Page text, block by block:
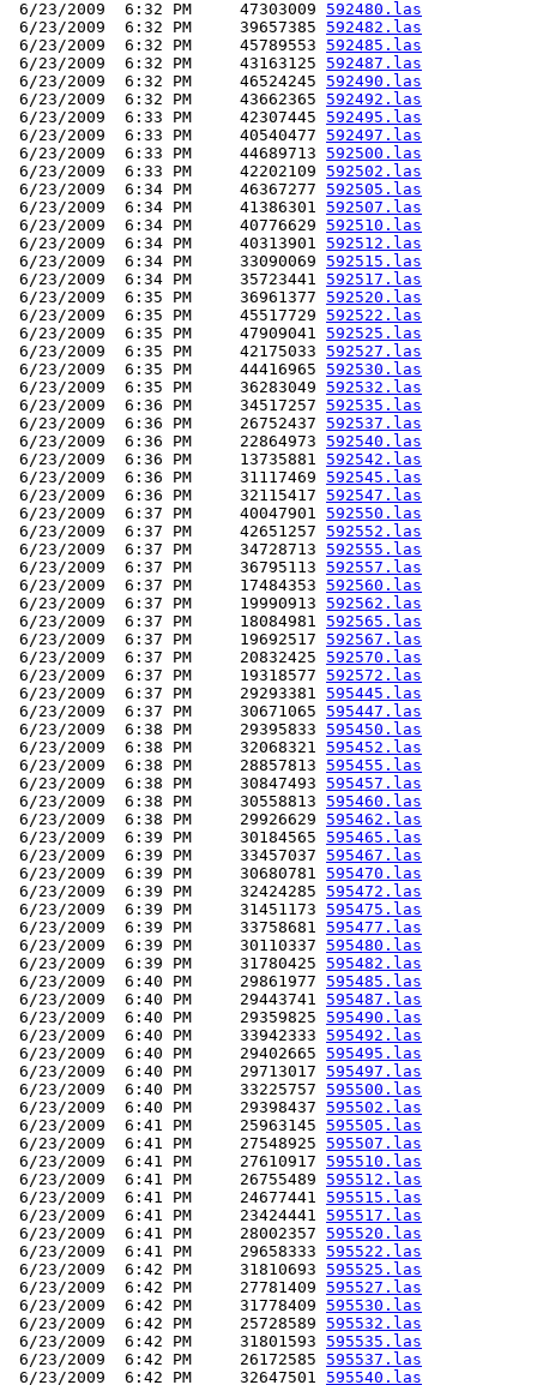
6/23/2009  6:32 PM     47303009 592480.las
6/23/2009  6:32 PM     39657385 592482.las
6/23/2009  6:32 PM     45789553 592485.las
6/23/2009  6:32 PM     43163125 592487.las
6/23/2009  6:32 PM     46524245 592490.las
6/23/2009  6:32 PM     43662365 592492.las
6/23/2009  6:33 PM     42307445 592495.las
6/23/2009  6:33 PM     40540477 592497.las
6/23/2009  6:33 PM     44689713 592500.las
6/23/2009  6:33 PM     42202109 592502.las
6/23/2009  6:34 PM     46367277 592505.las
6/23/2009  6:34 PM     41386301 592507.las
6/23/2009  6:34 PM     40776629 592510.las
6/23/2009  6:34 PM     40313901 592512.las
6/23/2009  6:34 PM     33090069 592515.las
6/23/2009  6:34 PM     35723441 592517.las
6/23/2009  6:35 PM     36961377 592520.las
6/23/2009  6:35 PM     45517729 592522.las
6/23/2009  6:35 PM     47909041 592525.las
6/23/2009  6:35 PM     42175033 592527.las
6/23/2009  6:35 PM     44416965 592530.las
6/23/2009  6:35 PM     36283049 592532.las
6/23/2009  6:36 PM     34517257 592535.las
6/23/2009  6:36 PM     26752437 592537.las
6/23/2009  6:36 PM     22864973 592540.las
6/23/2009  6:36 PM     13735881 592542.las
6/23/2009  6:36 PM     31117469 592545.las
6/23/2009  6:36 PM     32115417 592547.las
6/23/2009  6:37 PM     40047901 592550.las
6/23/2009  6:37 PM     42651257 592552.las
6/23/2009  6:37 PM     34728713 592555.las
6/23/2009  6:37 PM     36795113 592557.las
6/23/2009  6:37 PM     17484353 592560.las
6/23/2009  6:37 PM     19990913 592562.las
6/23/2009  6:37 PM     18084981 592565.las
6/23/2009  6:37 PM     19692517 592567.las
6/23/2009  6:37 PM     20832425 592570.las
6/23/2009  6:37 PM     19318577 592572.las
6/23/2009  6:37 PM     29293381 595445.las
6/23/2009  6:37 PM     30671065 595447.las
6/23/2009  6:38 PM     29395833 595450.las
6/23/2009  6:38 PM     32068321 595452.las
6/23/2009  6:38 PM     28857813 595455.las
6/23/2009  6:38 PM     30847493 595457.las
6/23/2009  6:38 PM     30558813 595460.las
6/23/2009  6:38 PM     29926629 595462.las
6/23/2009  6:39 PM     30184565 595465.las
6/23/2009  6:39 PM     33457037 595467.las
6/23/2009  6:39 PM     30680781 595470.las
6/23/2009  6:39 PM     32424285 595472.las
6/23/2009  6:39 PM     31451173 595475.las
6/23/2009  6:39 PM     33758681 595477.las
6/23/2009  6:39 PM     30110337 595480.las
6/23/2009  6:39 PM     31780425 595482.las
6/23/2009  6:40 PM     29861977 595485.las
6/23/2009  6:40 PM     29443741 595487.las
6/23/2009  6:40 PM     29359825 595490.las
6/23/2009  6:40 PM     33942333 595492.las
6/23/2009  6:40 PM     29402665 595495.las
6/23/2009  6:40 PM     29713017 595497.las
6/23/2009  6:40 PM     33225757 595500.las
6/23/2009  6:40 PM     29398437 595502.las
6/23/2009  6:41 PM     25963145 595505.las
6/23/2009  6:41 PM     27548925 595507.las
6/23/2009  6:41 PM     27610917 595510.las
6/23/2009  6:41 PM     26755489 595512.las
6/23/2009  6:41 PM     24677441 595515.las
6/23/2009  6:41 PM     23424441 595517.las
6/23/2009  6:41 PM     28002357 595520.las
6/23/2009  6:41 PM     29658333 595522.las
6/23/2009  6:42 PM     31810693 595525.las
6/23/2009  6:42 PM     27781409 595527.las
6/23/2009  6:42 PM     31778409 595530.las
6/23/2009  6:42 PM     25728589 595532.las
6/23/2009  6:42 PM     31801593 595535.las
6/23/2009  6:42 PM     26172585 595537.las
6/23/2009  6:42 PM     32647501 595540.las